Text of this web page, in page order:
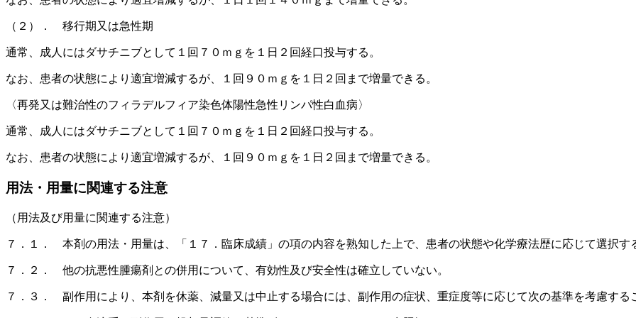
（２）． 移行期又は急性期
通常、成人にはダサチニブとして１回７０ｍｇを１日２回経口投与する。
なお、患者の状態により適宜増減するが、１回９０ｍｇを１日２回まで増量できる。
〈再発又は難治性のフィラデルフィア染色体陽性急性リンパ性白血病〉
通常、成人にはダサチニブとして１回７０ｍｇを１日２回経口投与する。
なお、患者の状態により適宜増減するが、１回９０ｍｇを１日２回まで増量できる。
用法・用量に関連する注意
（用法及び用量に関連する注意）
７．１． 本剤の用法・用量は、「１７．臨床成績」の項の内容を熟知した上で、患者の状態や化学療法歴に応じて選択す
７．２． 他の抗悪性腫瘍剤との併用について、有効性及び安全性は確立していない。
７．３． 副作用により、本剤を休薬、減量又は中止する場合には、副作用の症状、重症度等に応じて次の基準を考慮する